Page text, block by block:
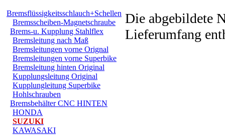
Bremsflüssigkeitsschlauch+Schellen
Bremsscheiben-Magnetschraube
Brems-u. Kupplung Stahlflex
Bremsleitung nach Maß
Bremsleitungen vorne Orignal
Bremsleitungen vorne Superbike
Bremsleitung hinten Original
Kupplungsleitung Original
Kupplungleitung Superbike
Hohlschrauben
Bremsbehälter CNC HINTEN
HONDA
SUZUKI
KAWASAKI
Die abgebildete
Lieferumfang